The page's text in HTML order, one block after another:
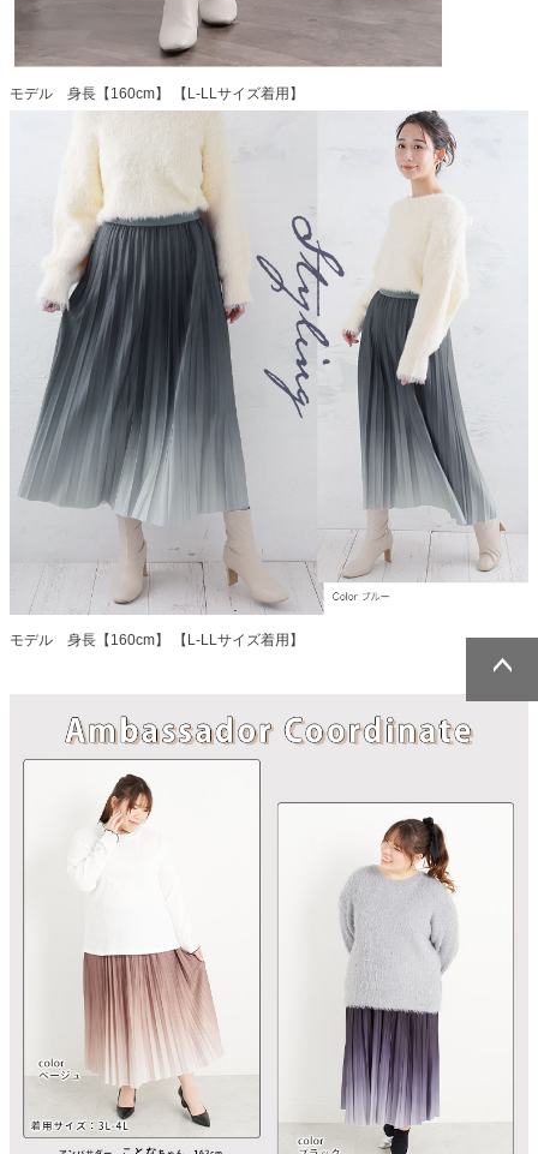
モデル 身長【160cm】 【L-LLサイズ着用】
モデル 身長【160cm】 【L-LLサイズ着用】
プへ
プへ